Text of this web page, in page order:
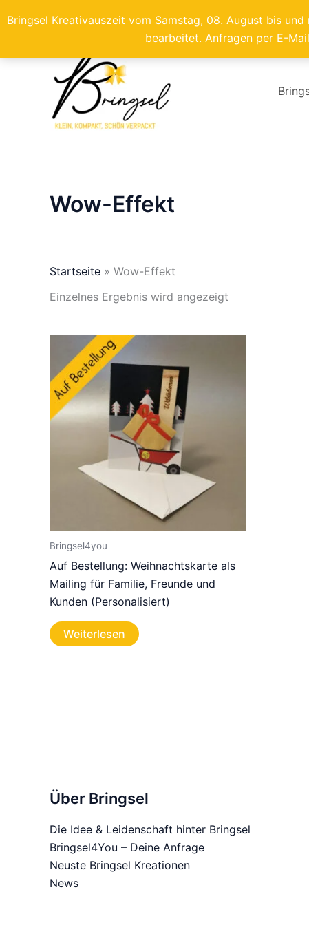
Bringsel Kreativauszeit vom Samstag, 08. August bis
bearbeitet. Anfragen per E-
Wow-Effekt
Startseite » Wow-Effekt
Einzelnes Ergebnis wird angezeigt
Bringsel4you
Auf Bestellung: Weihnachtskarte als
Mailing für Familie, Freunde und
Kunden (Personalisiert)
Weiterlesen
Über Bringsel
Die Idee & Leidenschaft hinter Bringsel
Bringsel4You – Deine Anfrage
Neuste Bringsel Kreationen
News